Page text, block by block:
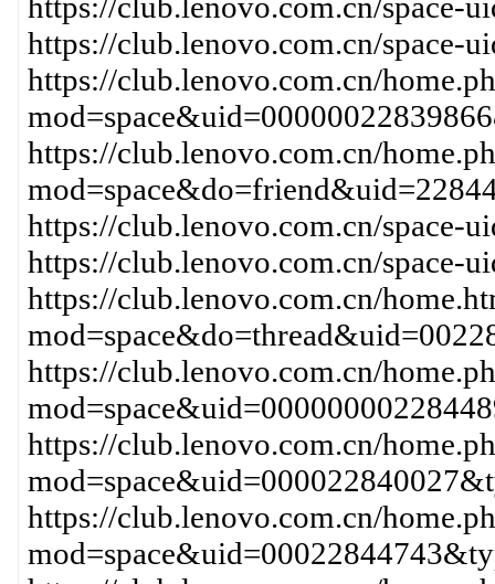
https://club.lenovo.com.cn/space-
https://club.lenovo.com.cn/
https://club.lenovo.com.cn/
https://club.lenovo.com.cn/space-
https://club.lenovo.com.cn/space-
https://club.lenovo.com.cn/
https://club.lenovo.com.cn/
https://club.lenovo.com.cn/
https://club.lenovo.com.cn/